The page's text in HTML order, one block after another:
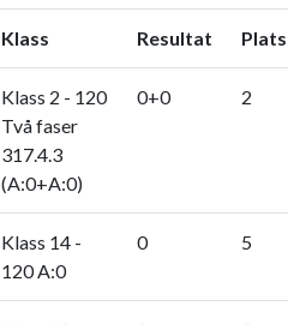
Klass Resultat Plats
Klass 2 - 120
Två faser
317.4.3
(A:0+A:0)
0+0 2
Klass 14 -
120 A:0
0 5